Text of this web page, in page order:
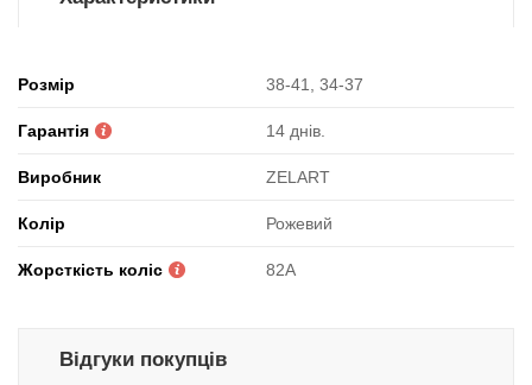
Розмір 38-41, 34-37
Гарантія 14 днів.
Виробник ZELART
Колір Рожевий
Жорсткість коліс 82A
Відгуки покупців